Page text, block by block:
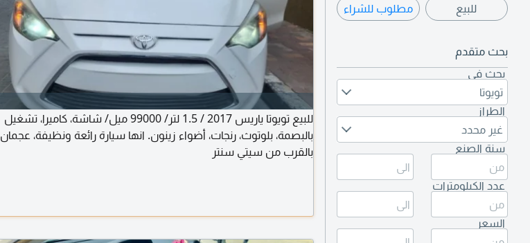
للبيع مطلوب للشراء
بحث متقدم
بحث في
تويوتا
الطراز
غير محدد
سنة الصنع
عدد الكيلومترات
السعر
للبيع تويوتا ياريس 2017 / 1.5 لتر/ 99000 ميل/ شاشة، كاميرا، تشغيل
بالبصمة، بلوتوث، رنجات، أضواء زينون. انها سيارة رائعة ونظيفة، عجمان
بالقرب من سيتي سنتر